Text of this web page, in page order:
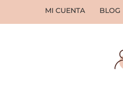
MI CUENTA BLOG